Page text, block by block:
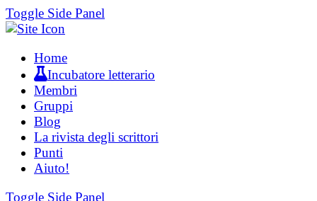
Toggle Side Panel
Home
Incubatore letterario
Membri
Gruppi
Blog
La rivista degli scrittori
Punti
Aiuto!
Toggle Side Panel